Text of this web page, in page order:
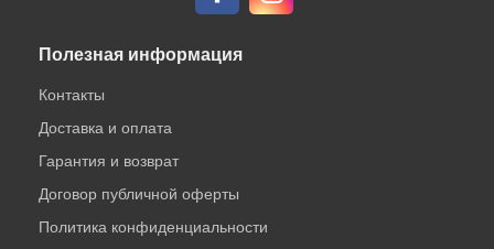
Полезная информация
Контакты
Доставка и оплата
Гарантия и возврат
Договор публичной оферты
Политика конфиденциальности